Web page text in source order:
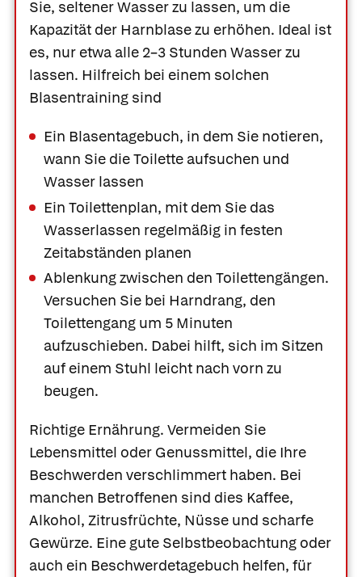
Sie, seltener Wasser zu lassen, um die
Kapazität der Harnblase zu erhöhen. Ideal ist
es, nur etwa alle 2–3 Stunden Wasser zu
lassen. Hilfreich bei einem solchen
Blasentraining sind
Ein Blasentagebuch, in dem Sie notieren,
wann Sie die Toilette aufsuchen und
Wasser lassen
Ein Toilettenplan, mit dem Sie das
Wasserlassen regelmäßig in festen
Zeitabständen planen
Ablenkung zwischen den Toilettengängen.
Versuchen Sie bei Harndrang, den
Toilettengang um 5 Minuten
aufzuschieben. Dabei hilft, sich im Sitzen
auf einem Stuhl leicht nach vorn zu
beugen.
Richtige Ernährung. Vermeiden Sie
Lebensmittel oder Genussmittel, die Ihre
Beschwerden verschlimmert haben. Bei
manchen Betroffenen sind dies Kaffee,
Alkohol, Zitrusfrüchte, Nüsse und scharfe
Gewürze. Eine gute Selbstbeobachtung oder
auch ein Beschwerdetagebuch helfen, für